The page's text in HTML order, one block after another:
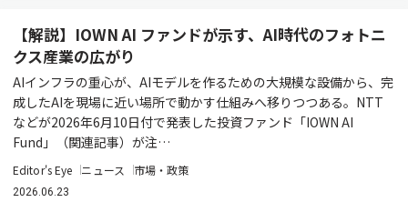
【解説】IOWN AI ファンドが示す、AI時代のフォトニ
クス産業の広がり
AIインフラの重心が、AIモデルを作るための大規模な設備から、完
成したAIを現場に近い場所で動かす仕組みへ移りつつある。NTT
などが2026年6月10日付で発表した投資ファンド「IOWN AI
Fund」（関連記事）が注…
Editor's Eye ニュース 市場・政策
2026.06.23